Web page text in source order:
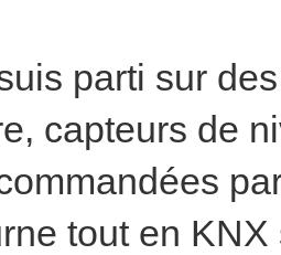
parti sur
capteurs de
tout en